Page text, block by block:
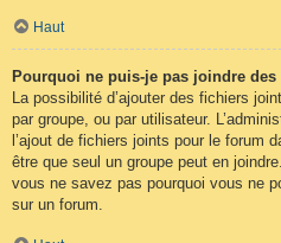
Haut
Pourquoi ne puis-je pas joindre
La possibilité d’ajouter des fichiers
par groupe, ou par utilisateur.
l’ajout de fichiers joints pour le forum
être que seul un groupe peut en
vous ne savez pas pourquoi vous ne
sur un forum.